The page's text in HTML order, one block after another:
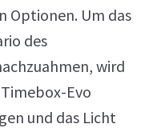
Optionen. Um das
des
wird
Evo
und das Licht